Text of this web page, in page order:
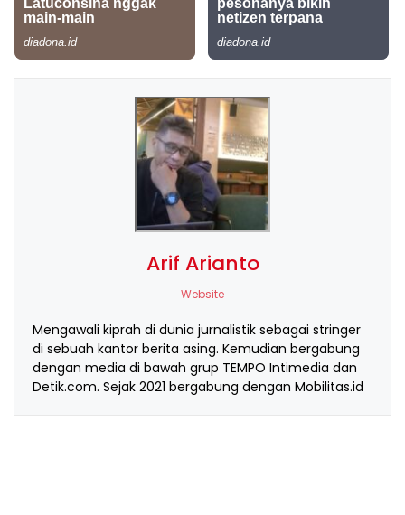
Arif Arianto
Website
Mengawali kiprah di dunia jurnalistik sebagai stringer
di sebuah kantor berita asing. Kemudian bergabung
dengan media di bawah grup TEMPO Intimedia dan
Detik.com. Sejak 2021 bergabung dengan Mobilitas.id